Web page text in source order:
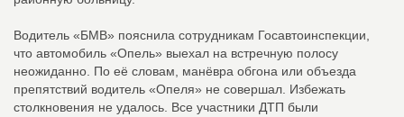
Водитель «БМВ» пояснила сотрудникам Госавтоинспекции,
что автомобиль «Опель» выехал на встречную полосу
неожиданно. По её словам, манёвра обгона или объезда
препятствий водитель «Опеля» не совершал. Избежать
столкновения не удалось. Все участники ДТП были